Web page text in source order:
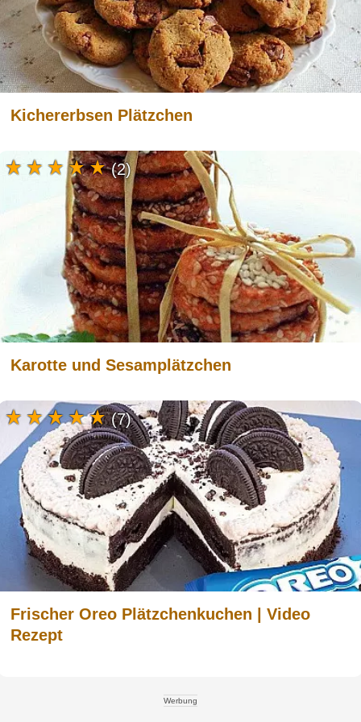
Kichererbsen Plätzchen
Karotte und Sesamplätzchen
(2)
Frischer Oreo Plätzchenkuchen | Video
Rezept
(7)
Werbung